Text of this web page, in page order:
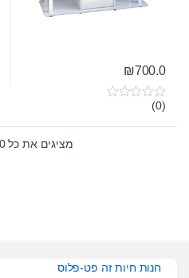
₪700.0
0
u
(0)
מציגים את כל ⁦20⁩ התוצאות
חנות חיות זה פט-פלוס